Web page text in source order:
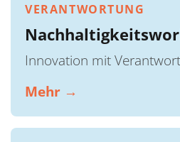
VERANTWORTUNG
Innovation mit
Mehr →